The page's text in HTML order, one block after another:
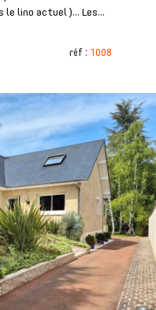
lino actuel )... Les...
réf : 1008